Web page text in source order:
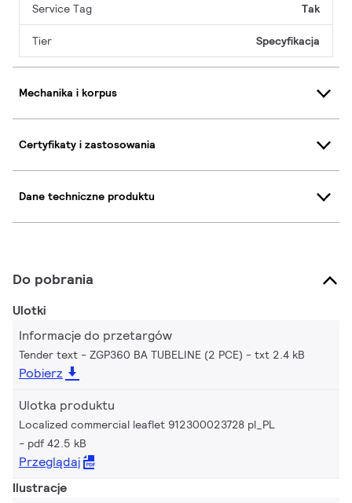
Service Tag Tak
Tier Specyfikacja
Mechanika i korpus
Certyfikaty i zastosowania
Dane techniczne produktu
Do pobrania
Ulotki
Informacje do przetargów
Tender text - ZGP360 BA TUBELINE (2 PCE) txt 2.4 kB
Pobierz
Ulotka produktu
Localized commercial leaflet 912300023728 pl_PL
pdf 42.5 kB
Przeglądaj
Ilustracje